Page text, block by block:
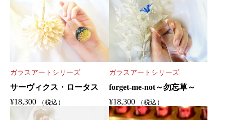
ガラスアートシリーズ
サーヴィクス・ロータス
¥18,300 （税込）
ガラスアートシリーズ
forget-me-not～勿忘草～
¥18,300 （税込）